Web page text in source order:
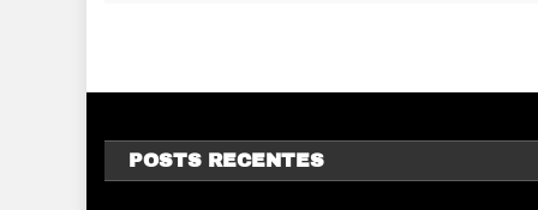
POSTS RECENTES